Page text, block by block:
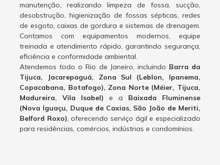
manutenção, realizando limpeza de fossa, sucção,
desobstrução, higienização de fossas sépticas, redes
de esgoto, caixas de gordura e sistemas de drenagem.
Contamos com equipamentos modernos, equipe
treinada e atendimento rápido, garantindo segurança,
eficiência e conformidade ambiental.
Atendemos todo o Rio de Janeiro, incluindo Barra da
Tijuca, Jacarepaguá, Zona Sul (Leblon, Ipanema,
Copacabana, Botafogo), Zona Norte (Méier, Tijuca,
Madureira, Vila Isabel) e a Baixada Fluminense
(Nova Iguaçu, Duque de Caxias, São João de Meriti,
Belford Roxo), oferecendo serviço ágil e especializado
para residências, comércios, indústrias e condomínios.